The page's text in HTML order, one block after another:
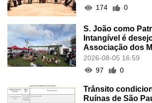
174
0
S. João como
Intangível é
Associação dos
2026-08-05 16:59
97
0
Trânsito
Ruínas de São